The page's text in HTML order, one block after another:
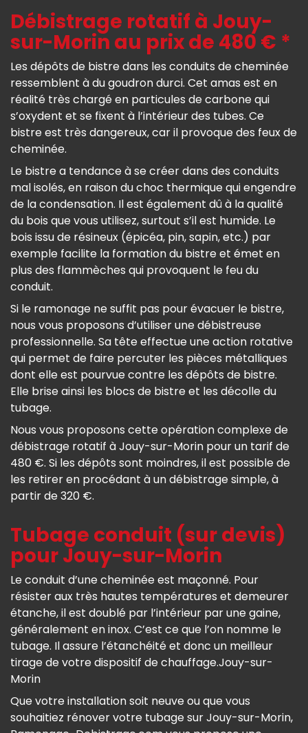
Débistrage rotatif à Jouy-
sur-Morin au prix de 480 € *
Les dépôts de bistre dans les conduits de cheminée
ressemblent à du goudron durci. Cet amas est en
réalité très chargé en particules de carbone qui
s’oxydent et se fixent à l’intérieur des tubes. Ce
bistre est très dangereux, car il provoque des feux de
cheminée.
Le bistre a tendance à se créer dans des conduits
mal isolés, en raison du choc thermique qui engendre
de la condensation. Il est également dû à la qualité
du bois que vous utilisez, surtout s’il est humide. Le
bois issu de résineux (épicéa, pin, sapin, etc.) par
exemple facilite la formation du bistre et émet en
plus des flammèches qui provoquent le feu du
conduit.
Si le ramonage ne suffit pas pour évacuer le bistre,
nous vous proposons d’utiliser une débistreuse
professionnelle. Sa tête effectue une action rotative
qui permet de faire percuter les pièces métalliques
dont elle est pourvue contre les dépôts de bistre.
Elle brise ainsi les blocs de bistre et les décolle du
tubage.
Nous vous proposons cette opération complexe de
débistrage rotatif à Jouy-sur-Morin pour un tarif de
480 €. Si les dépôts sont moindres, il est possible de
les retirer en procédant à un débistrage simple, à
partir de 320 €.
Tubage conduit (sur devis)
pour Jouy-sur-Morin
Le conduit d’une cheminée est maçonné. Pour
résister aux très hautes températures et demeurer
étanche, il est doublé par l’intérieur par une gaine,
généralement en inox. C’est ce que l’on nomme le
tubage. Il assure l’étanchéité et donc un meilleur
tirage de votre dispositif de chauffage.Jouy-sur-
Morin
Que votre installation soit neuve ou que vous
souhaitiez rénover votre tubage sur Jouy-sur-Morin,